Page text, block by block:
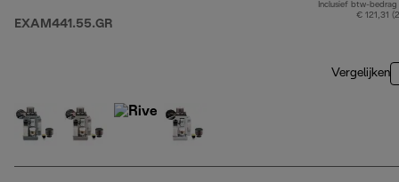
EXAM441.55.GR
Inclusief btw-bedrag
€ 121,31
Vergelijken